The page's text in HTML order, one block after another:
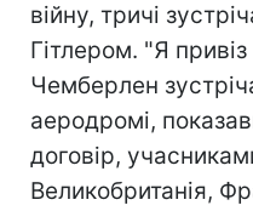
війну, тричі
Гітлером. "Я
Чемберлен
аеродромі,
договір,
Великобританія,